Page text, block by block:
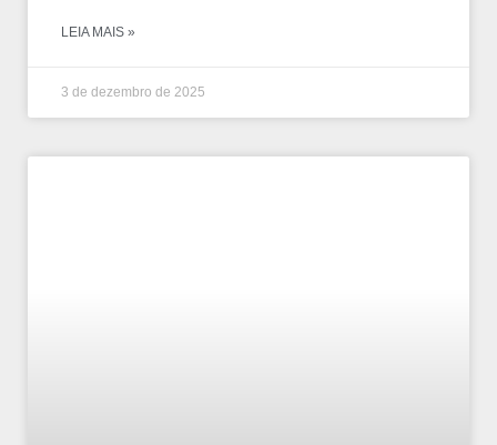
LEIA MAIS »
3 de dezembro de 2025